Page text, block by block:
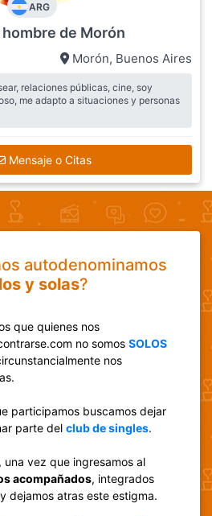
ARG
de Morón
Morón, Buenos Aires
relaciones públicas, cine, soy
me adapto a situaciones y personas
Mensaje o Citas
autodenominamos
y solas?
que quienes nos
no somos SOLOS
nos
participamos buscamos dejar
parte del club de singles.
una vez que ingresamos al
acompañados, integrados
dejamos atras este estigma.